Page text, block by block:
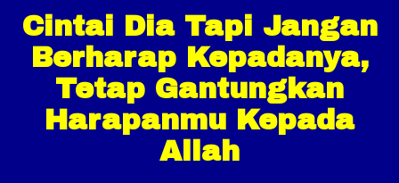
Cintai Dia Tapi Jangan
Berharap Kepadanya,
Tetap Gantungkan
Harapanmu Kepada
Allah